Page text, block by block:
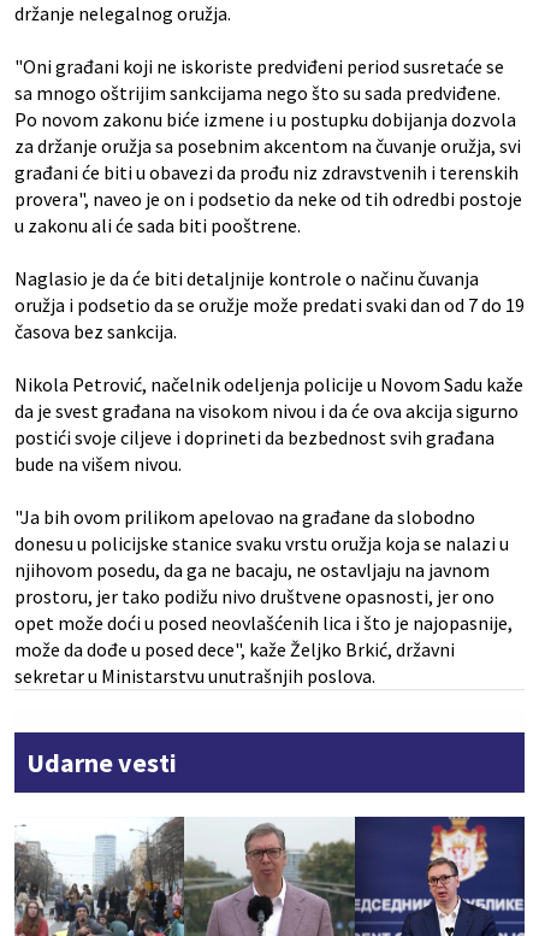
držanje nelegalnog oružja.
"Oni građani koji ne iskoriste predviđeni period susretaće se
sa mnogo oštrijim sankcijama nego što su sada predviđene.
Po novom zakonu biće izmene i u postupku dobijanja dozvola
za držanje oružja sa posebnim akcentom na čuvanje oružja, svi
građani će biti u obavezi da prođu niz zdravstvenih i terenskih
provera", naveo je on i podsetio da neke od tih odredbi postoje
u zakonu ali će sada biti pooštrene.
Naglasio je da će biti detaljnije kontrole o načinu čuvanja
oružja i podsetio da se oružje može predati svaki dan od 7 do 19
časova bez sankcija.
Nikola Petrović, načelnik odeljenja policije u Novom Sadu kaže
da je svest građana na visokom nivou i da će ova akcija sigurno
postići svoje ciljeve i doprineti da bezbednost svih građana
bude na višem nivou.
"Ja bih ovom prilikom apelovao na građane da slobodno
donesu u policijske stanice svaku vrstu oružja koja se nalazi u
njihovom posedu, da ga ne bacaju, ne ostavljaju na javnom
prostoru, jer tako podižu nivo društvene opasnosti, jer ono
opet može doći u posed neovlašćenih lica i što je najopasnije,
može da dođe u posed dece", kaže Željko Brkić, državni
sekretar u Ministarstvu unutrašnjih poslova.
Udarne vesti